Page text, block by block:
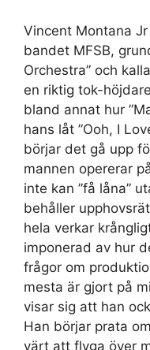
Vincent Montana
bandet MFSB,
Orchestra” och
en riktig tok-
bland annat hur
hans låt ”Ooh, I
börjar det gå upp
mannen opererar
inte kan ”få låna”
behåller
hela verkar
imponerad av hur
frågor om
mesta är gjort på
visar sig att han
Han börjar prata
värt att flyga över